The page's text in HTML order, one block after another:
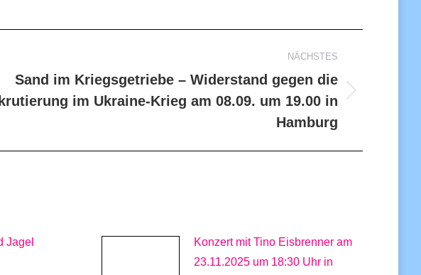
NÄCHSTES
Sand im Kriegsgetriebe – Widerstand gegen die
im Ukraine-Krieg am 08.09. um 19.00 in
Hamburg
Jagel
Konzert mit Tino Eisbrenner am
23.11.2025 um 18:30 Uhr in